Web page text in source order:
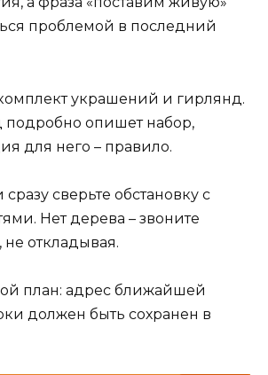
проблемой в последний
украшений и гирлянд.
подробно опишет набор,
для него – правило.
сверьте обстановку с
Нет дерева – звоните
откладывая.
план: адрес ближайшей
должен быть сохранен в